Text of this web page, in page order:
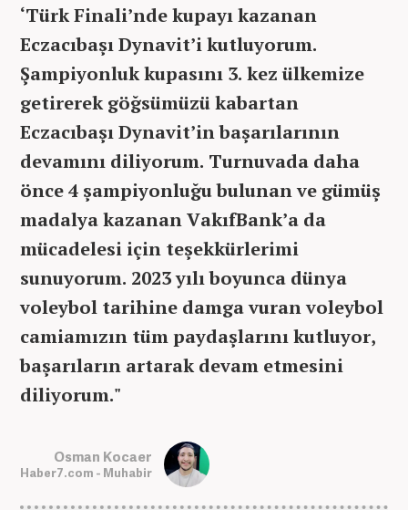
‘Türk Finali’nde kupayı kazanan
Eczacıbaşı Dynavit’i kutluyorum.
Şampiyonluk kupasını 3. kez ülkemize
getirerek göğsümüzü kabartan
Eczacıbaşı Dynavit’in başarılarının
devamını diliyorum. Turnuvada daha
önce 4 şampiyonluğu bulunan ve gümüş
madalya kazanan VakıfBank’a da
mücadelesi için teşekkürlerimi
sunuyorum. 2023 yılı boyunca dünya
voleybol tarihine damga vuran voleybol
camiamızın tüm paydaşlarını kutluyor,
başarıların artarak devam etmesini
diliyorum."
Osman Kocaer
Haber7.com - Muhabir